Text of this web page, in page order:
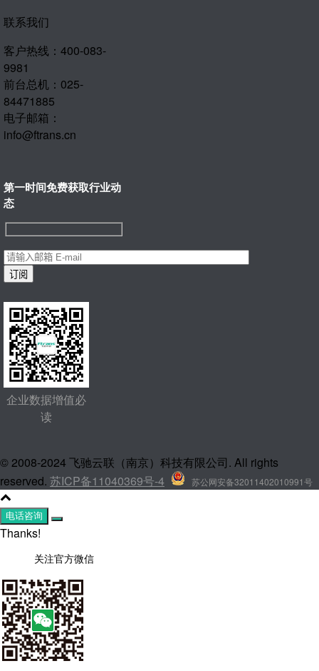
联系我们
客户热线：400-083-
9981
前台总机：025-
84471885
电子邮箱：
info@ftrans.cn
第一时间免费获取行业动
态
企业数据增值必
读
© 2008-2024 飞驰云联（南京）科技有限公司. All rights
reserved. 苏ICP备11040369号-4 苏公网安备32011402010991号
电话咨询
Thanks!
关注官方微信